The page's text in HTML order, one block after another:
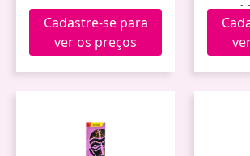
Cadastre-se para
ver os preços